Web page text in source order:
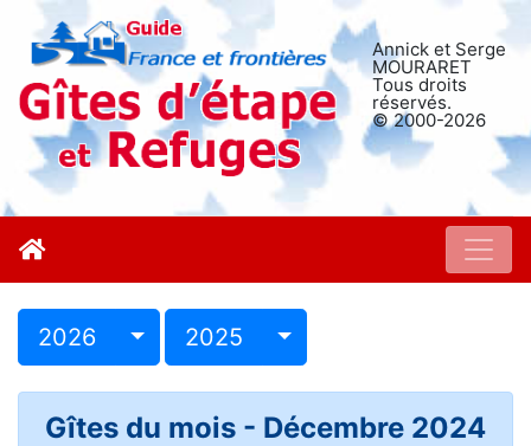
Annick et Serge
MOURARET
Tous droits
réservés.
© 2000-2026
2026 2025
Gîtes du mois - Décembre 2024